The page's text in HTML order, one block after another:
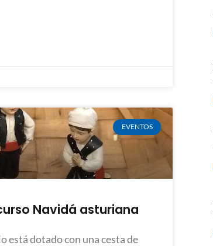
EVENTOS
Navidá asturiana
está dotado con una cesta de